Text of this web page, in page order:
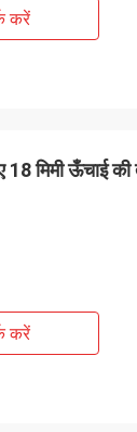
करें
मिमी ऊँचाई की
करें